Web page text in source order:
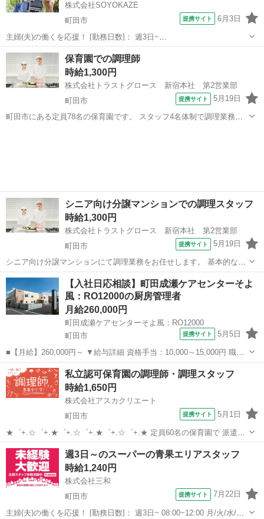
株式会社SOYOKAZE
町田市
提携サイト 6月3日
主婦(夫)の働くを応援！ [勤務日数]： 週3日~
07:00~16:00/08:30~17:30/10:00~19:00 [勤務地・最寄駅]： 東京都町田
市成瀬2丁目10-1 町田成瀬ケアセンターそよ風(31671)...
東京 町田市 キッチン
保育園での調理師
時給1,300円
株式会社トラストグロース 新宿本社 第2営業部
町田市
提携サイト 5月19日
町田市にある定員78名の保育園です。 スタッフ4名体制で調理業務全
シニア向け分譲マンションでの調理スタッフ
時給1,300円
株式会社トラストグロース 新宿本社 第2営業部
町田市
提携サイト 5月19日
シニア向け分譲マンションにて調理業務をお任せします。 基本的な調
理・配膳・下膳・盛り付け・カット・洗浄等をお願いします。 ●資格
不問 ●食数：朝30食程度/昼30食程度/夜60食程度 ●20～50代の方活躍
中 ●短時間勤務...
東京 町田市 キッチン
【入社日応相談】町田成瀬ケアセンターそよ
風：RO12000の厨房管理者
月給260,000円
町田成瀬ケアセンターそよ風：RO12000
町田市
提携サイト 5月5日
■【月給】260,000円～ ▼給与詳細 資格手当：10,000～15,000円 職務
手当：5,000円 住宅手当：規定あり 精勤手当：8,000円 調整手当：0～
150,000円 ※経験による ▼下記別途支給 通勤手当...
東京 町田市 キッチン
私立認可保育園の調理師・調理スタッフ
時給1,650円
株式会社アスカクリエート
町田市
提携サイト 5月1日
★゜+.☆゜+.★゜+.☆゜+.★゜+.☆゜+.★ 定員60名の保育園で 派遣調
理師さんの募集です◎ ★゜+.☆゜+.★゜+.☆゜+.★゜+.☆゜+.★ ＿＿
＿＿＿＿＿＿＿＿＿＿＿＿＿＿＿ ◆◇◆◇◆ 園につい...
東京 町田市 キッチン
週3日～のスーパーの青果エリアスタッフ
時給1,240円
株式会社三和
町田市
提携サイト 7月22日
主婦(夫)の働くを応援！ [勤務日数]： 週3日~ 08:00~12:00 月/火/水/木/